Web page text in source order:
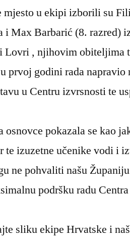
mjesto u ekipi izborili su
i Max Barbarić (8. razred)
Lovri , njihovim obiteljima
prvoj godini rada napravio
u Centru izvrsnosti te
pokazala se kao
te izuzetne učenike vodi i
ne pohvaliti našu
podršku radu
sliku ekipe Hrvatske i